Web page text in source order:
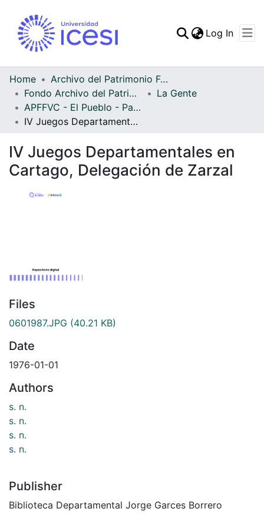
Statistics
Log In
Home
Archivo del Patrimonio Fotográfico y Fílmico del Valle del Cauca
Fondo Archivo del Patrimonio Fotográfico y Fílmico del Valle del Cauca
La Gente
APFFVC - El Pueblo - Patrimonial
IV Juegos Departamentales en Cartago, Delegación de Zarzal
IV Juegos Departamentales en
Cartago, Delegación de Zarzal
Files
0601987.JPG (40.21 KB)
Date
1976-01-01
Authors
s. n.
s. n.
s. n.
s. n.
Publisher
Biblioteca Departamental Jorge Garces Borrero